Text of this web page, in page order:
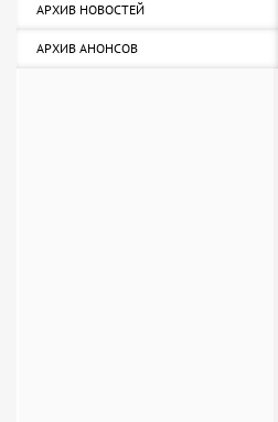
АРХИВ НОВОСТЕЙ
АРХИВ АНОНСОВ